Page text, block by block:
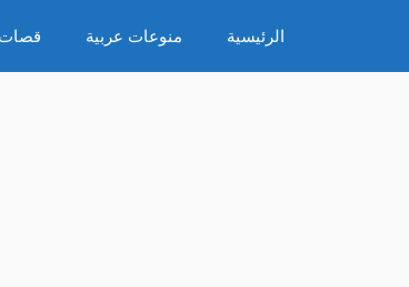
المحتوى
الرئيسية منوعات عربية